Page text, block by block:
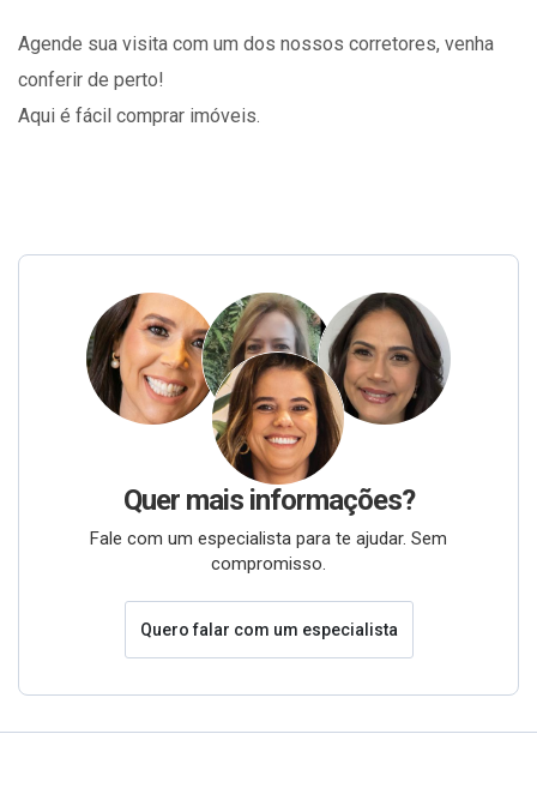
Agende sua visita com um dos nossos corretores, venha
conferir de perto!
Aqui é fácil comprar imóveis.
Quer mais informações?
Fale com um especialista para te ajudar. Sem
compromisso.
Quero falar com um especialista